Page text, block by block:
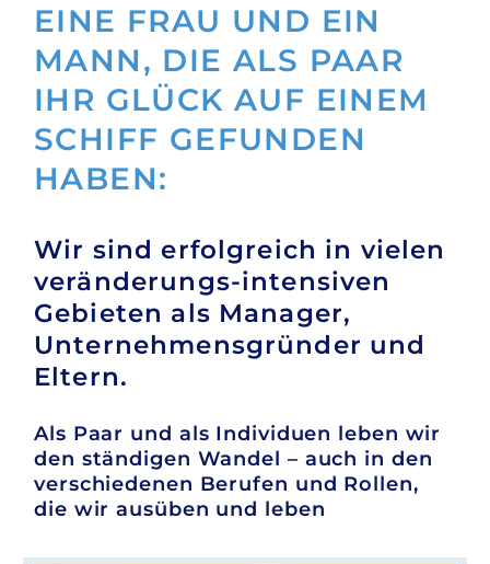
EINE FRAU UND EIN
MANN, DIE ALS PAAR
IHR GLÜCK AUF EINEM
SCHIFF GEFUNDEN
HABEN:
Wir sind erfolgreich in vielen
veränderungs-intensiven
Gebieten als Manager,
Unternehmensgründer und
Eltern.
Als Paar und als Individuen leben wir
den ständigen Wandel – auch in den
verschiedenen Berufen und Rollen,
die wir ausüben und leben